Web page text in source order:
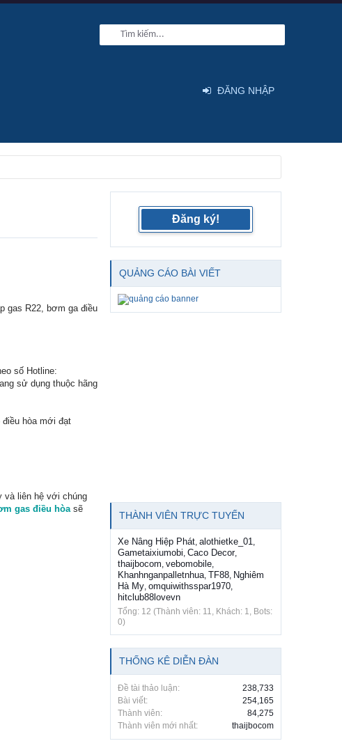
gas R22, bơm ga điều
số Hotline:
sử dụng thuộc hãng
điều hòa mới đạt
và liên hệ với chúng
gas điều hòasẽ
Đăng ký!
QUẢNG CÁO BÀI VIẾT
THÀNH VIÊN TRỰC TUYẾN
Xe Nâng Hiệp Phát, alothietke_01,
Gametaixiumobi, Caco Decor,
thaijbocom, vebomobile,
Khanhnganpalletnhua, TF88, Nghiêm
Hà My, omquiwithsspar1970,
hitclub88lovevn
Tổng: 12 (Thành viên: 11, Khách: 1, Bots:
0)
THỐNG KÊ DIỄN ĐÀN
Đề tài thảo luận:
238,733
Bài viết:
254,165
Thành viên:
84,275
Thành viên mới nhất:
thaijbocom
ĐĂNG NHẬP